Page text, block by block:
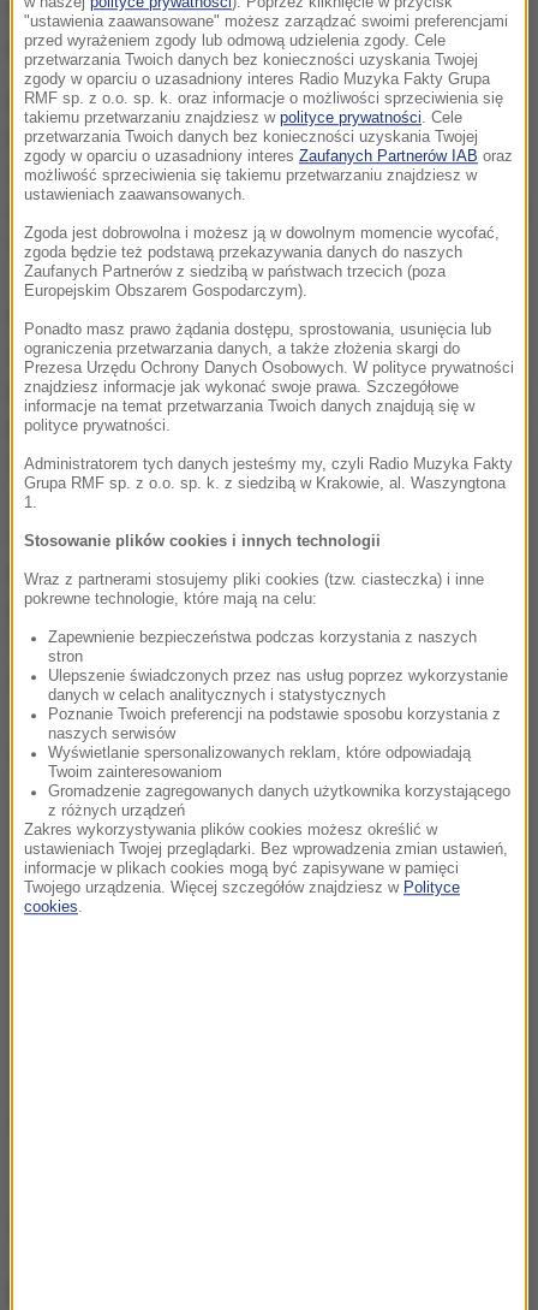
Pierwsze samochody mają wyjechać z taśmy
produkcyjnej na początku 2018 roku.
Komentując informację o podpisaniu umowy
korespondent "Financial Times" Henry Foy napisał,
że to "cios dla Polski, nie tylko dlatego, że polscy
ministrowie przez miesiące przekonywali, że fabryka
trafi tutaj".
Pod koniec ubiegłego miesiąca indyjska gazeta
ekonomiczna "Economic Times of India"
poinformowała, że w wyścigu o nową fabrykę Polska
pokonała Słowację. Media dolnośląskie podawały, że
inwestycja koncernu TATA miałaby powstać w
Jaworze, gdzie powstaje Dolnośląska Strefa
Aktywności Gospodarczej, która będzie obejmować
ponad 460 ha. Wicepremier Janusz Piechociński
potwierdził, że polski rząd prowadzi rozmowy z
"poważnym partnerem z sektora motoryzacyjnego",
ale nie podał jego nazwy.
Dalsza część artykułu pod materiałem video:
"ustawienia zaawansowane" możesz zarządzać swoimi preferencjami
przed wyrażeniem zgody lub odmową udzielenia zgody. Cele
przetwarzania Twoich danych bez konieczności uzyskania Twojej
zgody w oparciu o uzasadniony interes Radio Muzyka Fakty Grupa
RMF sp. z o.o. sp. k. oraz informacje o możliwości sprzeciwienia się
takiemu przetwarzaniu znajdziesz w polityce prywatności. Cele
przetwarzania Twoich danych bez konieczności uzyskania Twojej
zgody w oparciu o uzasadniony interes Zaufanych Partnerów IAB oraz
możliwość sprzeciwienia się takiemu przetwarzaniu znajdziesz w
ustawieniach zaawansowanych.
Zgoda jest dobrowolna i możesz ją w dowolnym momencie wycofać,
zgoda będzie też podstawą przekazywania danych do naszych
Zaufanych Partnerów z siedzibą w państwach trzecich (poza
Europejskim Obszarem Gospodarczym).
Ponadto masz prawo żądania dostępu, sprostowania, usunięcia lub
ograniczenia przetwarzania danych, a także złożenia skargi do
Prezesa Urzędu Ochrony Danych Osobowych. W polityce prywatności
znajdziesz informacje jak wykonać swoje prawa. Szczegółowe
informacje na temat przetwarzania Twoich danych znajdują się w
polityce prywatności.
Administratorem tych danych jesteśmy my, czyli Radio Muzyka Fakty
Grupa RMF sp. z o.o. sp. k. z siedzibą w Krakowie, al. Waszyngtona
1.
Stosowanie plików cookies i innych technologii
Wraz z partnerami stosujemy pliki cookies (tzw. ciasteczka) i inne
pokrewne technologie, które mają na celu:
Zapewnienie bezpieczeństwa podczas korzystania z naszych
stron
Ulepszenie świadczonych przez nas usług poprzez wykorzystanie
danych w celach analitycznych i statystycznych
Poznanie Twoich preferencji na podstawie sposobu korzystania z
naszych serwisów
Wyświetlanie spersonalizowanych reklam, które odpowiadają
Twoim zainteresowaniom
Gromadzenie zagregowanych danych użytkownika korzystającego
z różnych urządzeń
Zakres wykorzystywania plików cookies możesz określić w
ustawieniach Twojej przeglądarki. Bez wprowadzenia zmian ustawień,
informacje w plikach cookies mogą być zapisywane w pamięci
Twojego urządzenia. Więcej szczegółów znajdziesz w Polityce
cookies.